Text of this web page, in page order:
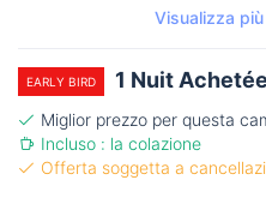
Visualizza
EARLY BIRD 1 Nuit
Miglior prezzo per questa
Incluso : la colazione
Offerta soggetta a